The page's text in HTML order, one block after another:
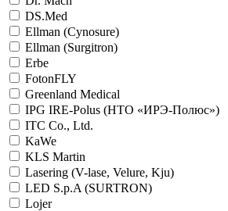
DS.Med
Ellman (Cynosure)
Ellman (Surgitron)
Erbe
FotonFLY
Greenland Medical
IPG IRE-Polus (НТО «ИРЭ-Полюс»)
ITC Co., Ltd.
KaWe
KLS Martin
Lasering (V-lase, Velure, Kju)
LED S.p.A (SURTRON)
Lojer